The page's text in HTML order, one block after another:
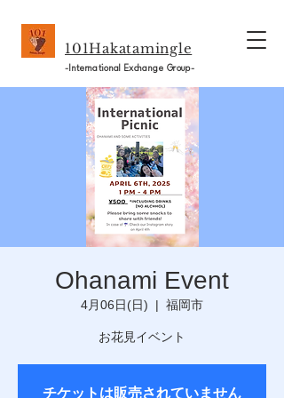
101Hakatamingle
-International Exchange Group-
Ohanami Event
4月06日(日)
  |
福岡市
お花見イベント
チケットは販売されていません